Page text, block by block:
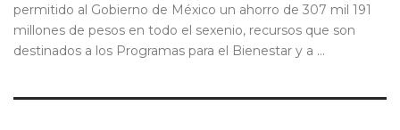
permitido al Gobierno de México un ahorro de 307 mil 191
millones de pesos en todo el sexenio, recursos que son
destinados a los Programas para el Bienestar y a ...